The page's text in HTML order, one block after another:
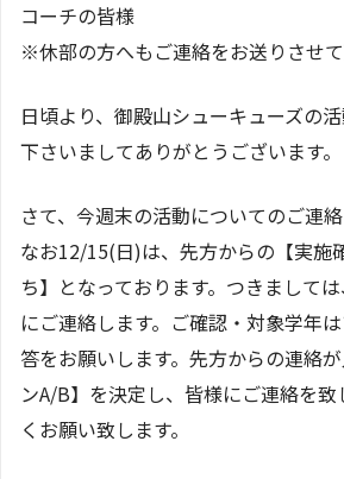
コーチの皆様
※休部の方へもご連絡をお送りさせて
日頃より、御殿山シューキューズの
下さいましてありがとうございます。
さて、今週末の活動についてのご連絡
なお12/15(日)は、先方からの【実施
ち】となっております。つきまして
にご連絡します。ご確認・対象学年
答をお願いします。先方からの連絡
ンA/B】を決定し、皆様にご連絡を致
くお願い致します。